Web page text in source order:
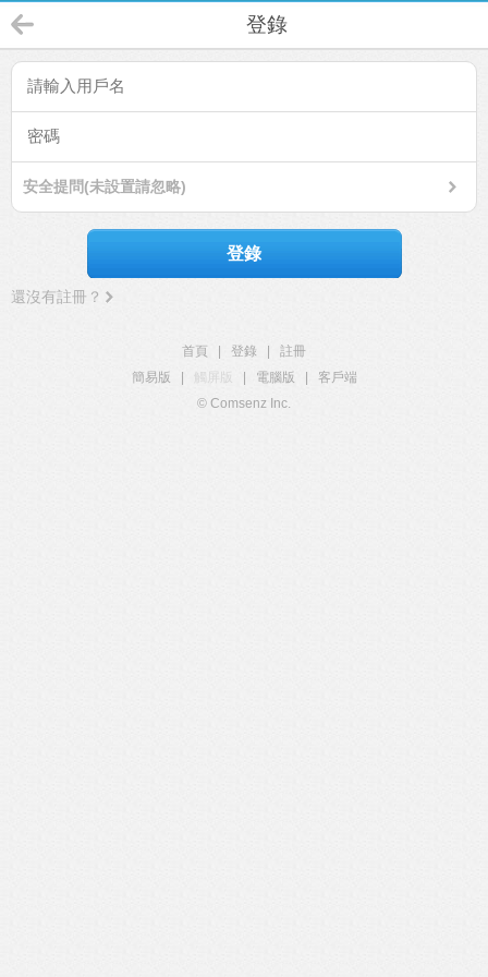
登錄
安全提問(未設置請忽略)
登錄
還沒有註冊？
首頁 登錄
註冊
簡易版
觸屏版 電腦版
客戶端
© Comsenz Inc.